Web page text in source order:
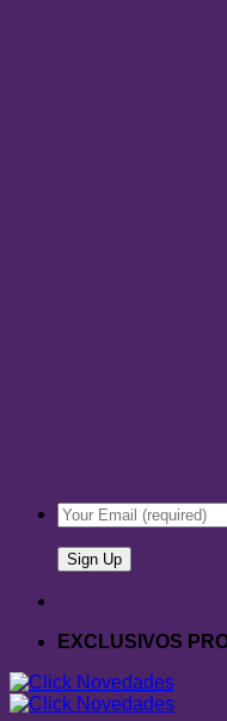
EXCLUSIVOS